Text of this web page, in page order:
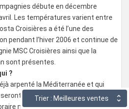
Trier : Meilleures ventes
débute en décembre
Les températures varient entre
Croisières a été l’une des
pendant l’hiver 2006 et continue de
MSC Croisières ainsi que la
sont présentes.
?
arpenté la Méditerranée et qui
séduits par cette destination
n’est pas très important, trois